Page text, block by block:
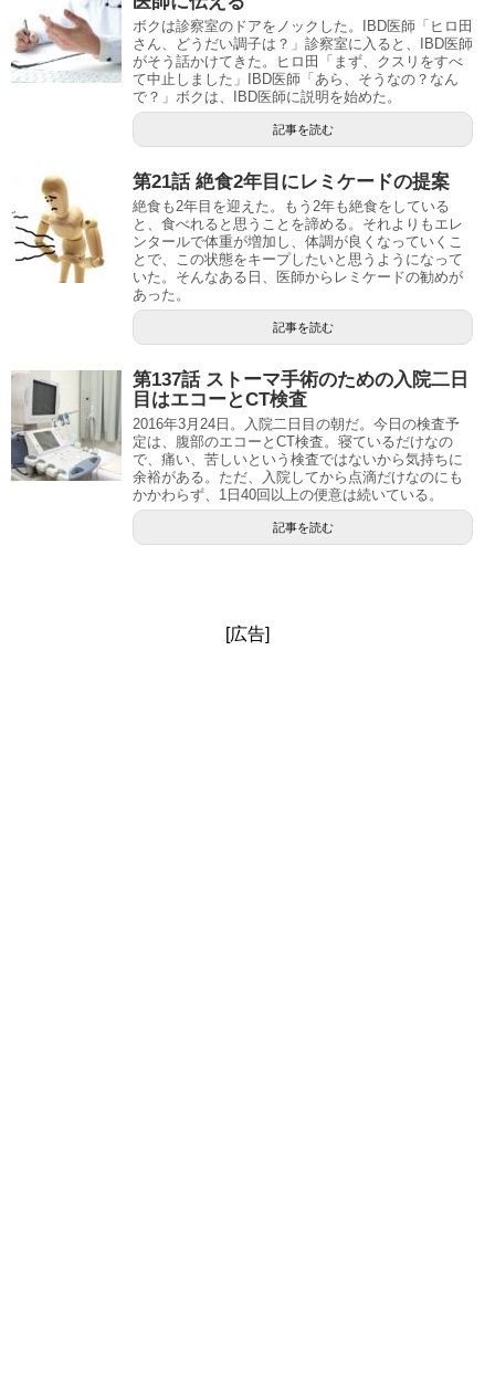
ボクは診察室のドアをノックした。IBD医師「ヒロ田
さん、どうだい調子は？」診察室に入ると、IBD医師
がそう話かけてきた。ヒロ田「まず、クスリをすべ
て中止しました」IBD医師「あら、そうなの？なん
で？」ボクは、IBD医師に説明を始めた。
記事を読む
第21話 絶食2年目にレミケードの提案
絶食も2年目を迎えた。もう2年も絶食をしている
と、食べれると思うことを諦める。それよりもエレ
ンタールで体重が増加し、体調が良くなっていくこ
とで、この状態をキープしたいと思うようになって
いた。そんなある日、医師からレミケードの勧めが
あった。
記事を読む
第137話 ストーマ手術のための入院二日
目はエコーとCT検査
2016年3月24日。入院二日目の朝だ。今日の検査予
定は、腹部のエコーとCT検査。寝ているだけなの
で、痛い、苦しいという検査ではないから気持ちに
余裕がある。ただ、入院してから点滴だけなのにも
かかわらず、1日40回以上の便意は続いている。
記事を読む
[広告]